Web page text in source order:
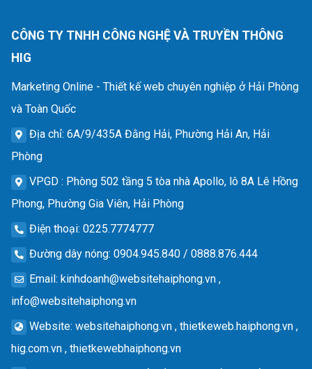
CÔNG TY TNHH CÔNG NGHỆ VÀ TRUYỀN THÔNG
HIG
Marketing Online - Thiết kế web chuyên nghiệp ở Hải Phòng
và Toàn Quốc
Địa chỉ: 6A/9/435A Đằng Hải, Phường Hải An, Hải
Phòng
VPGD : Phòng 502 tầng 5 tòa nhà Apollo, lô 8A Lê Hồng
Phong, Phường Gia Viên, Hải Phòng
Điện thoại: 0225.7774777
Đường dây nóng: 0904.945.840 / 0888.876.444
Email: kinhdoanh@websitehaiphong.vn ,
info@websitehaiphong.vn
Website: websitehaiphong.vn , thietkeweb.haiphong.vn ,
hig.com.vn , thietkewebhaiphong.vn